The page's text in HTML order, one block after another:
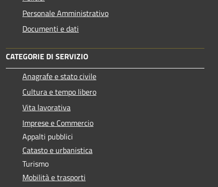
Personale Amministrativo
Documenti e dati
CATEGORIE DI SERVIZIO
Anagrafe e stato civile
Cultura e tempo libero
Vita lavorativa
Imprese e Commercio
Appalti pubblici
Catasto e urbanistica
Turismo
Mobilità e trasporti